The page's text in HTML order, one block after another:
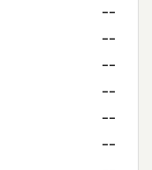
--
--
--
--
--
--